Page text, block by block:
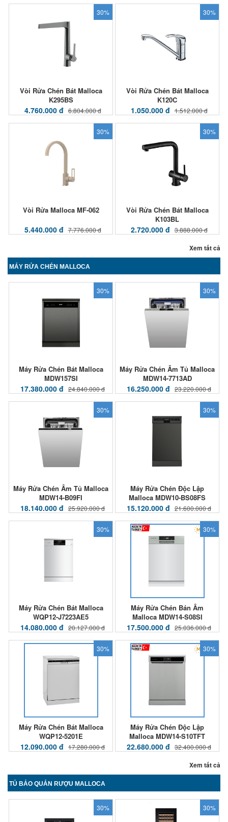
30%
Vòi Rửa Chén Bát Malloca
K295BS
4.760.000 đ 6.804.000 đ
30%
Vòi Rửa Chén Bát Malloca
K120C
1.050.000 đ 1.512.000 đ
30%
Vòi Rửa Malloca MF-062
5.440.000 đ 7.776.000 đ
30%
Vòi Rửa Chén Bát Malloca
K103BL
2.720.000 đ 3.888.000 đ
Xem tất cả
MÁY RỬA CHÉN MALLOCA
30%
Máy Rửa Chén Bát Malloca
MDW157SI
17.380.000 đ 24.840.000 đ
30%
Máy Rửa Chén Âm Tủ Malloca
MDW14-7713AD
16.250.000 đ 23.220.000 đ
30%
Máy Rửa Chén Âm Tủ Malloca
MDW14-B09FI
18.140.000 đ 25.920.000 đ
30%
Máy Rửa Chén Độc Lập
Malloca MDW10-BS08FS
15.120.000 đ 21.600.000 đ
30%
Máy Rửa Chén Bát Malloca
WQP12-J7223AE5
14.080.000 đ 20.127.000 đ
30%
Máy Rửa Chén Bán Âm
Malloca MDW14-S08SI
17.500.000 đ 25.036.000 đ
30%
Máy Rửa Chén Bát Malloca
WQP12-5201E
12.090.000 đ 17.280.000 đ
30%
Máy Rửa Chén Độc Lập
Malloca MDW14-S10TFT
22.680.000 đ 32.400.000 đ
Xem tất cả
TỦ BẢO QUẢN RƯỢU MALLOCA
30% 30%